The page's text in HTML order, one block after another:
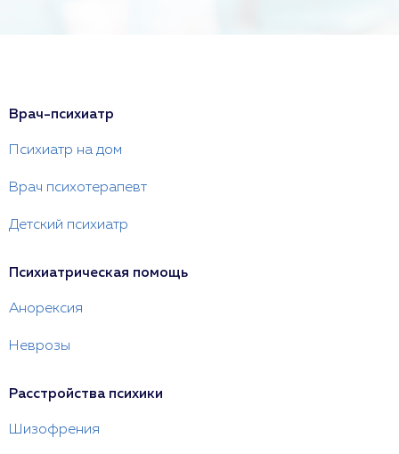
Врач-психиатр
Психиатр на дом
Врач психотерапевт
Детский психиатр
Психиатрическая помощь
Анорексия
Неврозы
Расстройства психики
Шизофрения